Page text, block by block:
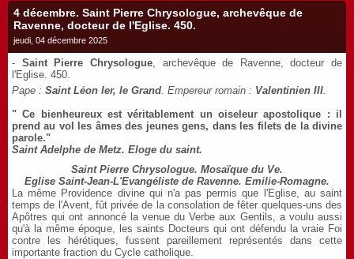
4 décembre. Saint Pierre Chrysologue, archevêque de
Ravenne, docteur de l'Eglise. 450.
jeudi, 04 décembre 2025
- Saint Pierre Chrysologue, archevêque de Ravenne, docteur de
l'Eglise. 450.
Pape : Saint Léon Ier, le Grand. Empereur romain : Valentinien III.
" Ce bienheureux est véritablement un oiseleur apostolique : il
prend au vol les âmes des jeunes gens, dans les filets de la divine
parole."
Saint Adelphe de Metz. Eloge du saint.
Saint Pierre Chrysologue. Mosaïque du Ve.
Eglise Saint-Jean-L'Evangéliste de Ravenne. Emilie-Romagne.
La même Providence divine qui n'a pas permis que l'Eglise, au saint
temps de l'Avent, fût privée de la consolation de fêter quelques-uns des
Apôtres qui ont annoncé la venue du Verbe aux Gentils, a voulu aussi
qu'à la même époque, les saints Docteurs qui ont défendu la vraie Foi
contre les hérétiques, fussent pareillement représentés dans cette
importante fraction du Cycle catholique.